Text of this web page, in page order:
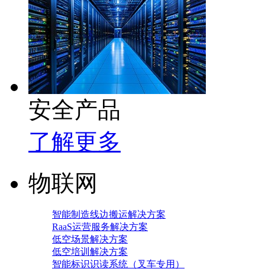
安全产品
了解更多
物联网
智能制造线边搬运解决方案
RaaS运营服务解决方案
低空场景解决方案
低空培训解决方案
智能标识识读系统（叉车专用）